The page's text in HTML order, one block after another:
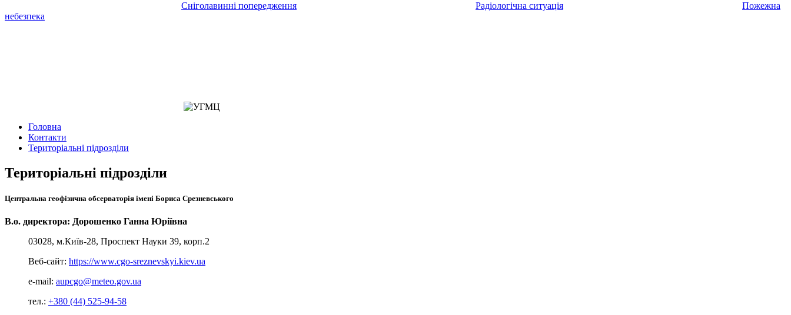
Сніголавинні попередження Радіологічна ситуація
Пожежна
небезпека
Головна
Контакти
Територіальні підрозділи
Територіальні підрозділи
Центральна геофізична обсерваторія імені Бориса Срезневського
В.о. директора: Дорошенко Ганна Юріївна
03028, м.Київ-28, Проспект Науки 39, корп.2
Веб-сайт: https://www.cgo-sreznevskyi.kiev.ua
e-mail: aupcgo@meteo.gov.ua
тел.: +380 (44) 525-94-58